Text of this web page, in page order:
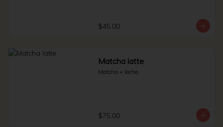
$45.00
Matcha latte
Matcha + leche.
$75.00